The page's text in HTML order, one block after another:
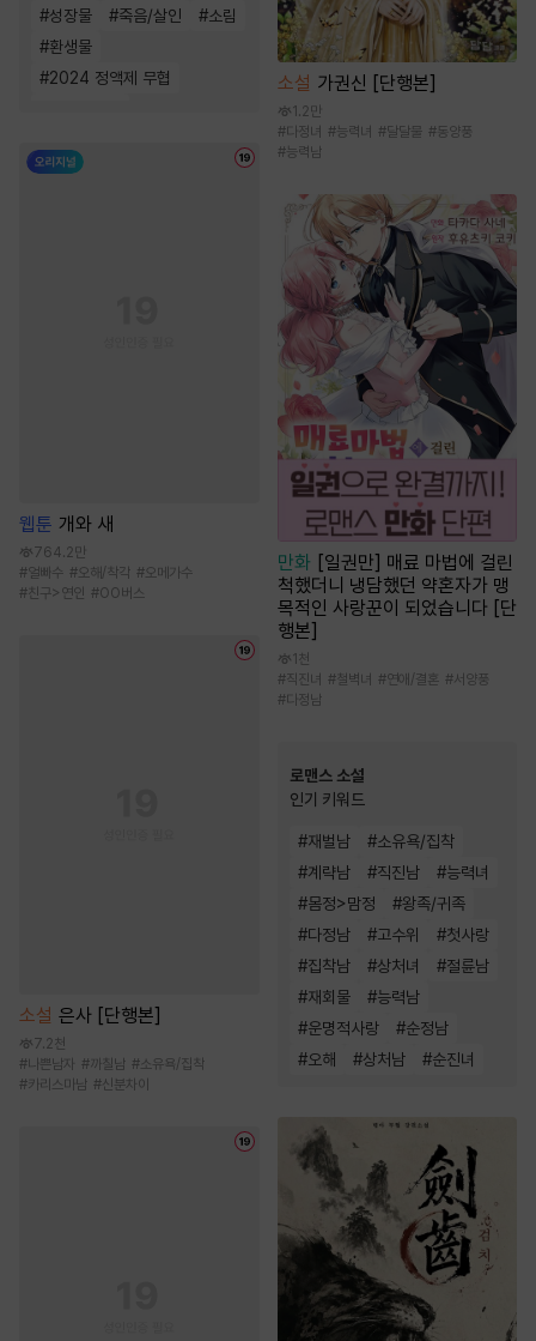
#성장물 #죽음/살인 #소림
#환생물
#2024 정액제 무협
웹툰 개와 새
764.2만
#얼빠수 #오해/착각 #오메가수
#친구>연인 #OO버스
소설 은사 [단행본]
7.2천
#나쁜남자 #까칠남 #소유욕/집착
#카리스마남 #신분차이
소설 가권신 [단행본]
1.2만
#다정녀 #능력녀 #달달물 #동양풍
#능력남
만화
[일권만] 매료 마법에 걸린
척했더니 냉담했던 약혼자가 맹
목적인 사랑꾼이 되었습니다 [단
행본]
1천
#직진녀 #철벽녀 #연애/결혼 #서양풍
#다정남
로맨스 소설
인기 키워드
#재벌남 #소유욕/집착
#계략남 #직진남 #능력녀
#몸정>맘정 #왕족/귀족
#다정남 #고수위 #첫사랑
#집착남 #상처녀 #절륜남
#재회물 #능력남
#운명적사랑 #순정남
#오해 #상처남 #순진녀